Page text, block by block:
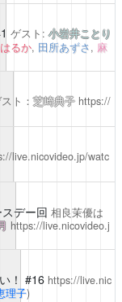
ゲスト:小岩井ことり
るか, 田所あずさ, 麻
ト：芝崎典子 https://
live.nicovideo.jp/watc
デー回 相良茉優は
https://live.nicovideo.j
！ #16 https://live.nic
理子)